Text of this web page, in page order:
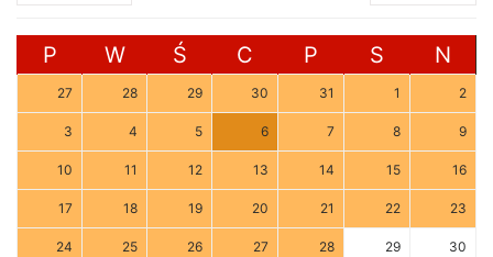
P W Ś C P S N
27 28 29 30 31 1 2
3 4 5 6 7 8 9
10 11 12 13 14 15 16
17 18 19 20 21 22 23
24 25 26 27 28 29 30